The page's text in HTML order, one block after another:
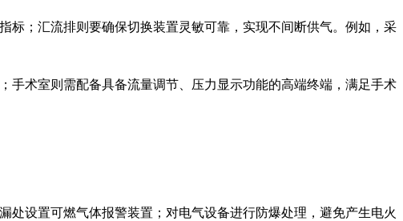
标；汇流排则要确保切换装置灵敏可靠，实现不间断供气。例如，采
手术室则需配备具备流量调节、压力显示功能的高端终端，满足手术
处设置可燃气体报警装置；对电气设备进行防爆处理，避免产生电火